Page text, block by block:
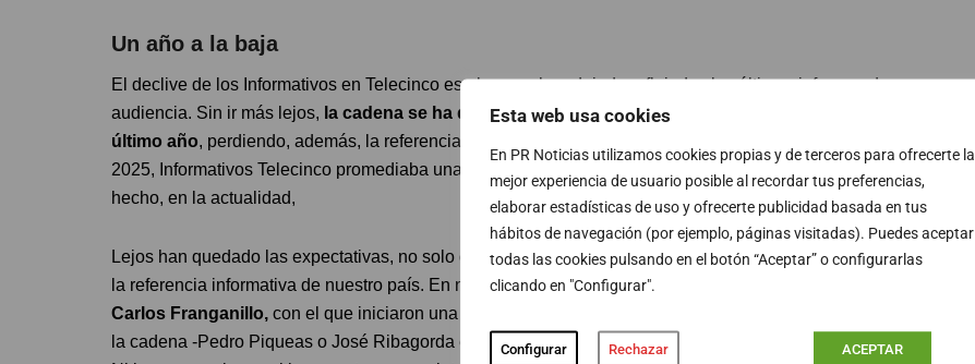
Esta web usa cookies
En PR Noticias utilizamos cookies propias y de terceros para ofrecerte la
mejor experiencia de usuario posible al recordar tus preferencias,
elaborar estadísticas de uso y ofrecerte publicidad basada en tus
hábitos de navegación (por ejemplo, páginas visitadas). Puedes aceptar
todas las cookies pulsando en el botón “Aceptar” o configurarlas
clicando en "Configurar".
Configurar Rechazar ACEPTAR
Un año a la baja
El declive de los Informativos en Telecinco es algo que han dejado reflejados los últimos informes de
audiencia. Sin ir más lejos, la cadena se ha dejado 1,1 puntos de share y 151.000 espectadores en el
último año, perdiendo, además, la referencia del millón de espectadores. Hace solo un año, en marzo de
2025, Informativos Telecinco promediaba una cuota de pantalla de 9,8% y 1.055.000 espectadores. De
hecho, en la actualidad,
Lejos han quedado las expectativas, no solo de superar a los Telediarios de La 1, si no de convertirse en
la referencia informativa de nuestro país. En noviembre de 2023 anunciaron el que fue su fichaje estrella,
Carlos Franganillo, con el que iniciaron una renovación completa de los principales rostros asociados a
la cadena -Pedro Piqueas o José Ribagorda entre otros- a los que se sumaron otros como María Casado.